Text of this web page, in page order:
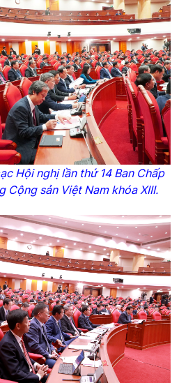
Hội nghị lần thứ 14 Ban Chấp
Cộng sản Việt Nam khóa XIII.